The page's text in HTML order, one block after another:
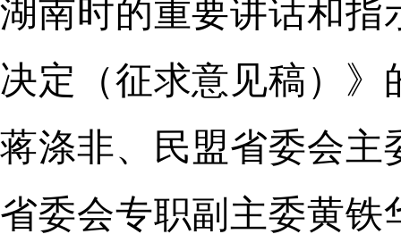
湖南时的重要讲话和指
决定（征求意见稿）
蒋涤非、民盟省委会主
省委会专职副主委黄